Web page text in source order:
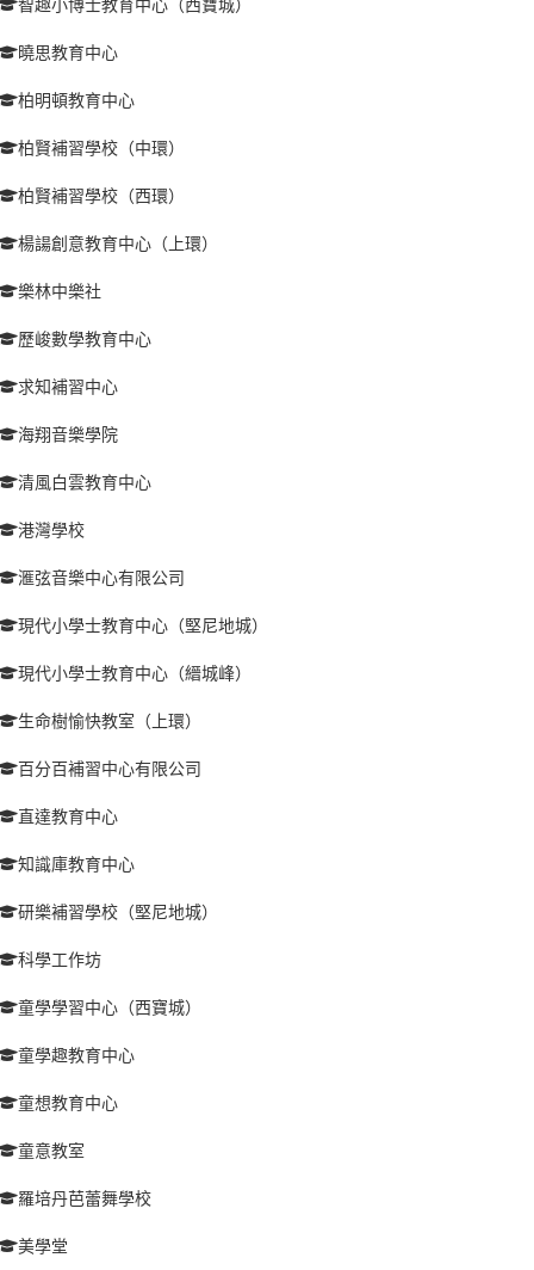
曉思教育中心
柏明頓教育中心
柏賢補習學校（中環）
柏賢補習學校（西環）
楊諹創意教育中心（上環）
樂林中樂社
歷峻數學教育中心
求知補習中心
海翔音樂學院
清風白雲教育中心
港灣學校
滙弦音樂中心有限公司
現代小學士教育中心（堅尼地城）
現代小學士教育中心（縉城峰）
生命樹愉快教室（上環）
百分百補習中心有限公司
直達教育中心
知識庫教育中心
研樂補習學校（堅尼地城）
科學工作坊
童學學習中心（西寶城）
童學趣教育中心
童想教育中心
童意教室
羅培丹芭蕾舞學校
美學堂